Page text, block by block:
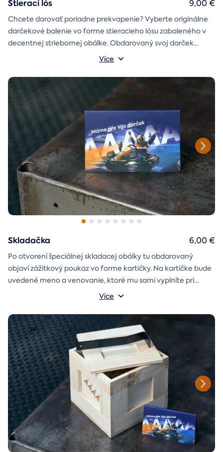
Stierací lós
Chcete darovať poriadne prekvapenie? Vyberte originálne
darčekové balenie vo forme stieracieho lósu zabaleného v
decentnej striebornej obálke. Obdarovaný svoj darček
objaví až po chvíľke napätia počas stierania. Jedno je isté, u
Více
9,00 €
Skladačka
Po otvorení špeciálnej skladacej obálky tu obdarovaný
objaví zážitkový poukaz vo forme kartičky. Na kartičke bude
uvedené meno a venovanie, ktoré mu sami vyplníte pri
Více
6,00 €